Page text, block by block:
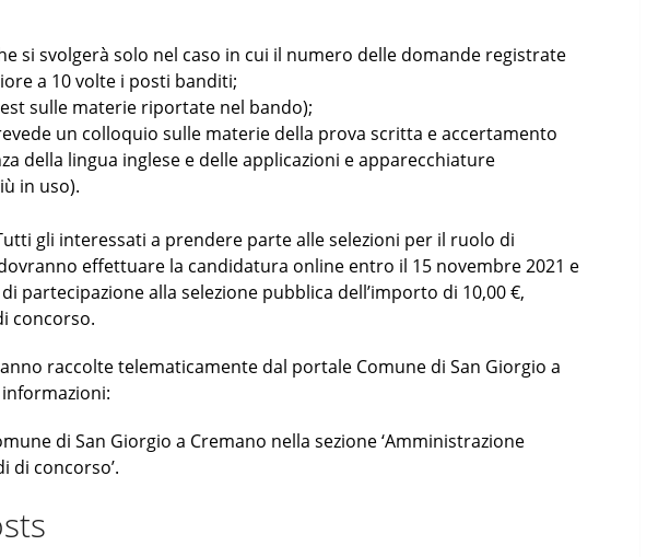
si svolgerà solo nel caso in cui il numero delle domande registrate
a 10 volte i posti banditi;
sulle materie riportate nel bando);
un colloquio sulle materie della prova scritta e accertamento
della lingua inglese e delle applicazioni e apparecchiature
in uso).
gli interessati a prendere parte alle selezioni per il ruolo di
effettuare la candidatura online entro il 15 novembre 2021 e
partecipazione alla selezione pubblica dell’importo di 10,00 €,
concorso.
raccolte telematicamente dal portale Comune di San Giorgio a
di San Giorgio a Cremano nella sezione ‘Amministrazione
di concorso’.